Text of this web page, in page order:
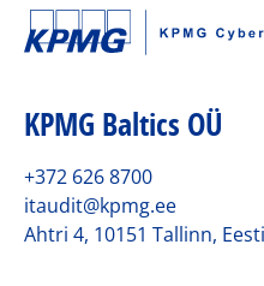
KPMG Baltics OÜ
+372 626 8700
itaudit@kpmg.ee
Ahtri 4, 10151 Tallinn, Eesti